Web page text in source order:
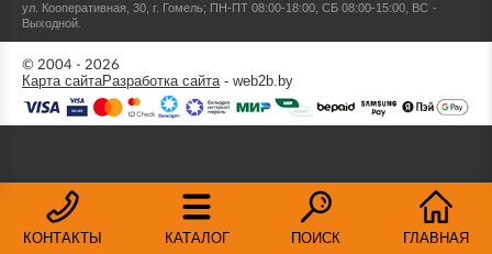
КОНТАКТЫ КАТАЛОГ ПОИСК ГЛАВНАЯ
ул. Кооперативная, 30, г. Гомель; ПН-ПТ 08:00-18:00, СБ 08:00-15:00, ВС -
Выходной.
© 2004 - 2026
Карта сайтаРазработка сайта- web2b.by